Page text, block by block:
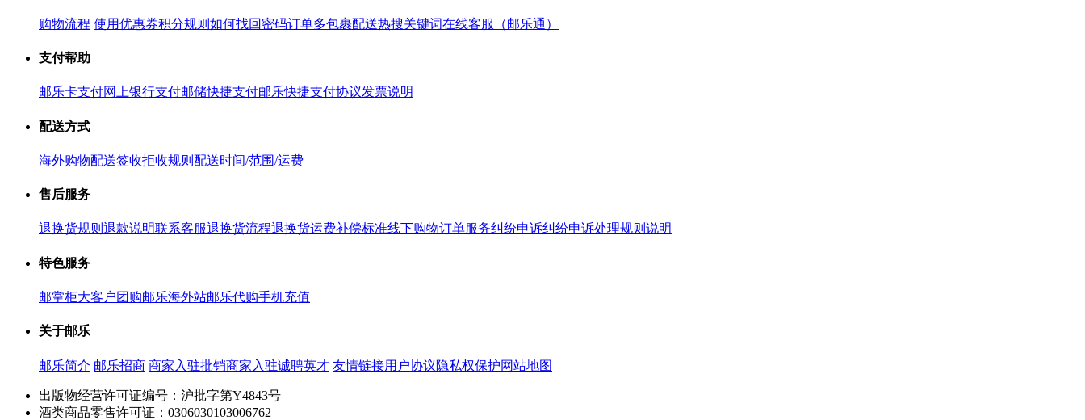
购物流程 使用优惠券积分规则 如何找回密码订单多包裹配送热搜关键词在线客服（邮乐通）
支付帮助
邮乐卡支付网上银行支付邮储快捷支付邮乐快捷支付协议发票说明
配送方式
海外购物配送签收拒收规则 配送时间/范围/运费
售后服务
退换货规则 退款说明联系客服退换货流程退换货运费补偿标准线下购物订单服务纠纷申诉纠纷申诉处理规则说明
特色服务
邮掌柜大客户团购邮乐海外站邮乐代购手机充值
关于邮乐
邮乐简介 邮乐招商 商家入驻批销商家入驻诚聘英才 友情链接用户协议隐私权保护网站地图
出版物经营许可证编号：沪批字第Y4843号
酒类商品零售许可证：0306030103006762